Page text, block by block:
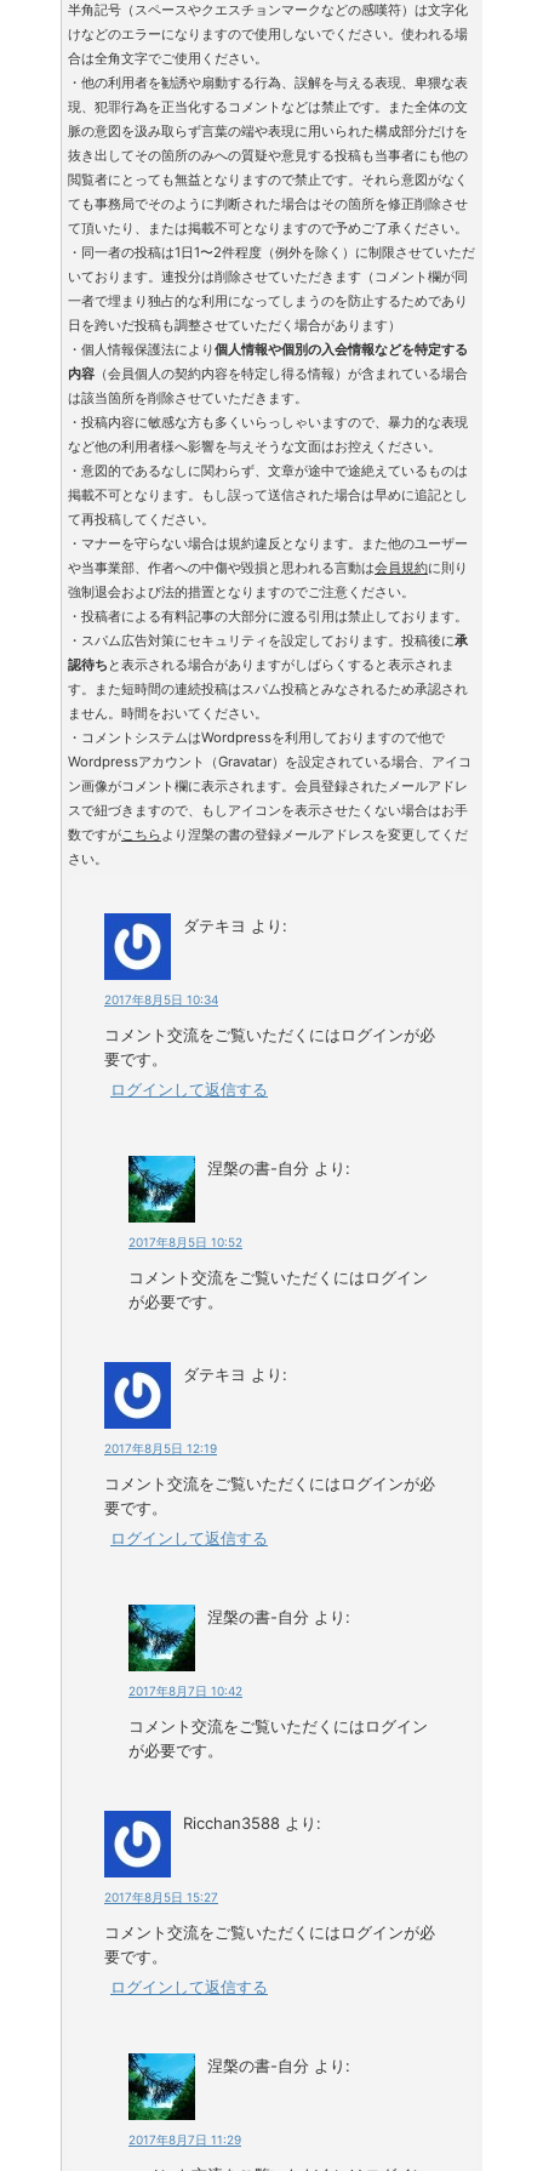
半角記号（スペースやクエスチョンマークなどの感嘆符）は文字化
けなどのエラーになりますので使用しないでください。使われる場
合は全角文字でご使用ください。
・他の利用者を勧誘や扇動する行為、誤解を与える表現、卑猥な表
現、犯罪行為を正当化するコメントなどは禁止です。また全体の文
脈の意図を汲み取らず言葉の端や表現に用いられた構成部分だけを
抜き出してその箇所のみへの質疑や意見する投稿も当事者にも他の
閲覧者にとっても無益となりますので禁止です。それら意図がなく
ても事務局でそのように判断された場合はその箇所を修正削除させ
て頂いたり、または掲載不可となりますので予めご了承ください。
・同一者の投稿は1日1〜2件程度（例外を除く）に制限させていただ
いております。連投分は削除させていただきます（コメント欄が同
一者で埋まり独占的な利用になってしまうのを防止するためであり
日を跨いだ投稿も調整させていただく場合があります）
・個人情報保護法により個人情報や個別の入会情報などを特定する
内容 （会員個人の契約内容を特定し得る情報）が含まれている場合
は該当箇所を削除させていただきます。
・投稿内容に敏感な方も多くいらっしゃいますので、暴力的な表現
など他の利用者様へ影響を与えそうな文面はお控えください。
・意図的であるなしに関わらず、文章が途中で途絶えているものは
掲載不可となります。もし誤って送信された場合は早めに追記とし
て再投稿してください。
・マナーを守らない場合は規約違反となります。また他のユーザー
や当事業部、作者への中傷や毀損と思われる言動は会員規約に則り
強制退会および法的措置となりますのでご注意ください。
・投稿者による有料記事の大部分に渡る引用は禁止しております。
・スパム広告対策にセキュリティを設定しております。投稿後に承
認待ち と表示される場合がありますがしばらくすると表示されま
す。また短時間の連続投稿はスパム投稿とみなされるため承認され
ません。時間をおいてください。
・コメントシステムはWordpressを利用しておりますので他で
Wordpressアカウント（Gravatar）を設定されている場合、アイコ
ン画像がコメント欄に表示されます。会員登録されたメールアドレ
スで紐づきますので、もしアイコンを表示させたくない場合はお手
数ですがこちらより涅槃の書の登録メールアドレスを変更してくだ
さい。
ダテキヨ より:
2017年8月5日 10:34
コメント交流をご覧いただくにはログインが必
要です。
ログインして返信する
涅槃の書-自分 より:
2017年8月5日 10:52
コメント交流をご覧いただくにはログイン
が必要です。
ダテキヨ より:
2017年8月5日 12:19
コメント交流をご覧いただくにはログインが必
要です。
ログインして返信する
涅槃の書-自分 より:
2017年8月7日 10:42
コメント交流をご覧いただくにはログイン
が必要です。
Ricchan3588 より:
2017年8月5日 15:27
コメント交流をご覧いただくにはログインが必
要です。
ログインして返信する
涅槃の書-自分 より:
2017年8月7日 11:29